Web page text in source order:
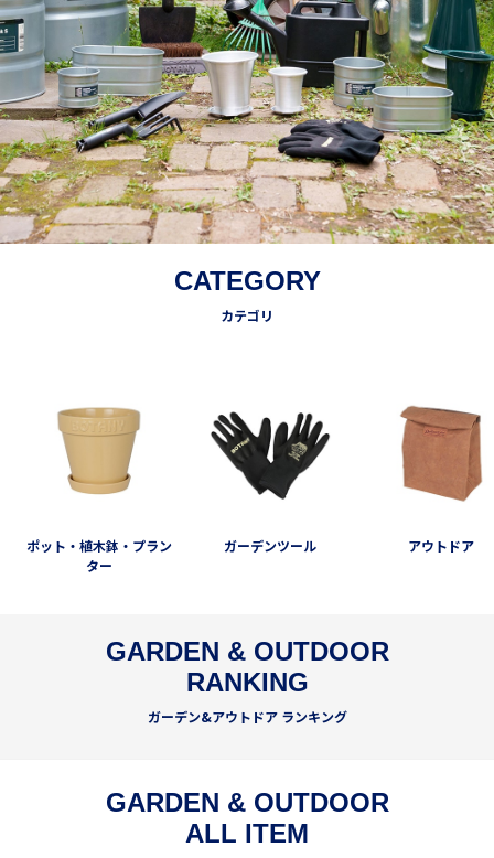
CATEGORY
カテゴリ
ポット・植木鉢・プラン
ター
ガーデンツール アウトドア
GARDEN & OUTDOOR
RANKING
ガーデン&アウトドア ランキング
GARDEN & OUTDOOR
ALL ITEM